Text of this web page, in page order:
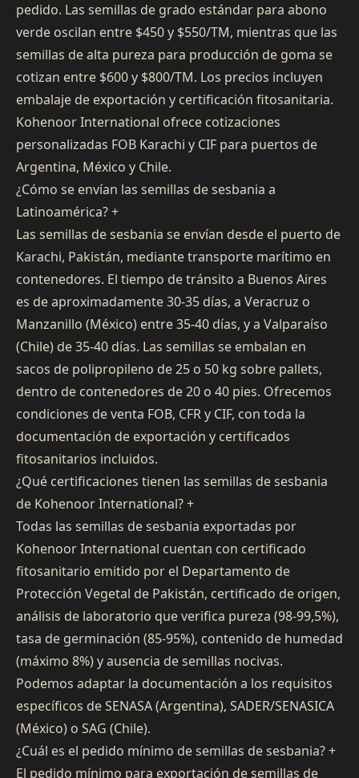
pedido. Las semillas de grado estándar para abono
verde oscilan entre $450 y $550/TM, mientras que las
semillas de alta pureza para producción de goma se
cotizan entre $600 y $800/TM. Los precios incluyen
embalaje de exportación y certificación fitosanitaria.
Kohenoor International ofrece cotizaciones
personalizadas FOB Karachi y CIF para puertos de
Argentina, México y Chile.
¿Cómo se envían las semillas de sesbania a
Latinoamérica?+
Las semillas de sesbania se envían desde el puerto de
Karachi, Pakistán, mediante transporte marítimo en
contenedores. El tiempo de tránsito a Buenos Aires
es de aproximadamente 30-35 días, a Veracruz o
Manzanillo (México) entre 35-40 días, y a Valparaíso
(Chile) de 35-40 días. Las semillas se embalan en
sacos de polipropileno de 25 o 50 kg sobre pallets,
dentro de contenedores de 20 o 40 pies. Ofrecemos
condiciones de venta FOB, CFR y CIF, con toda la
documentación de exportación y certificados
fitosanitarios incluidos.
¿Qué certificaciones tienen las semillas de sesbania
de Kohenoor International?+
Todas las semillas de sesbania exportadas por
Kohenoor International cuentan con certificado
fitosanitario emitido por el Departamento de
Protección Vegetal de Pakistán, certificado de origen,
análisis de laboratorio que verifica pureza (98-99,5%),
tasa de germinación (85-95%), contenido de humedad
(máximo 8%) y ausencia de semillas nocivas.
Podemos adaptar la documentación a los requisitos
específicos de SENASA (Argentina), SADER/SENASICA
(México) o SAG (Chile).
¿Cuál es el pedido mínimo de semillas de sesbania?+
El pedido mínimo para exportación de semillas de